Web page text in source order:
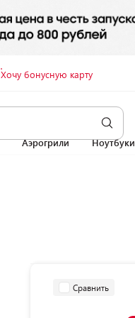
Хочу бонусную карту
Аэрогрили Ноутбуки
Сравнить